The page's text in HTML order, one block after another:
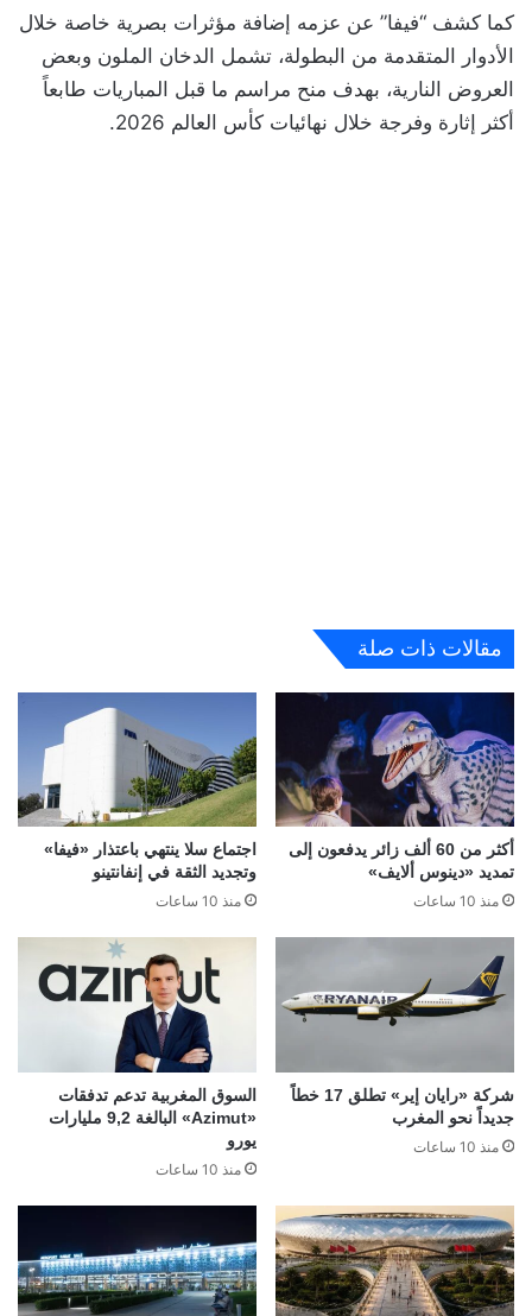
كما كشف “فيفا” عن عزمه إضافة مؤثرات بصرية خاصة خلال
الأدوار المتقدمة من البطولة، تشمل الدخان الملون وبعض
العروض النارية، بهدف منح مراسم ما قبل المباريات طابعاً
أكثر إثارة وفرجة خلال نهائيات كأس العالم 2026.
مقالات ذات صلة
أكثر من 60 ألف زائر يدفعون إلى
تمديد «دينوس ألايف»
منذ 10 ساعات
اجتماع سلا ينتهي باعتذار «فيفا»
وتجديد الثقة في إنفانتينو
منذ 10 ساعات
شركة «رايان إير» تطلق 17 خطاً
جديداً نحو المغرب
منذ 10 ساعات
السوق المغربية تدعم تدفقات
«Azimut» البالغة 9,2 مليارات
يورو
منذ 10 ساعات